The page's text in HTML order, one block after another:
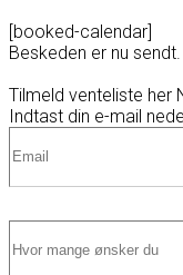
[booked-calendar]
Beskeden er nu sendt.
Tilmeld venteliste her
Indtast din e-mail